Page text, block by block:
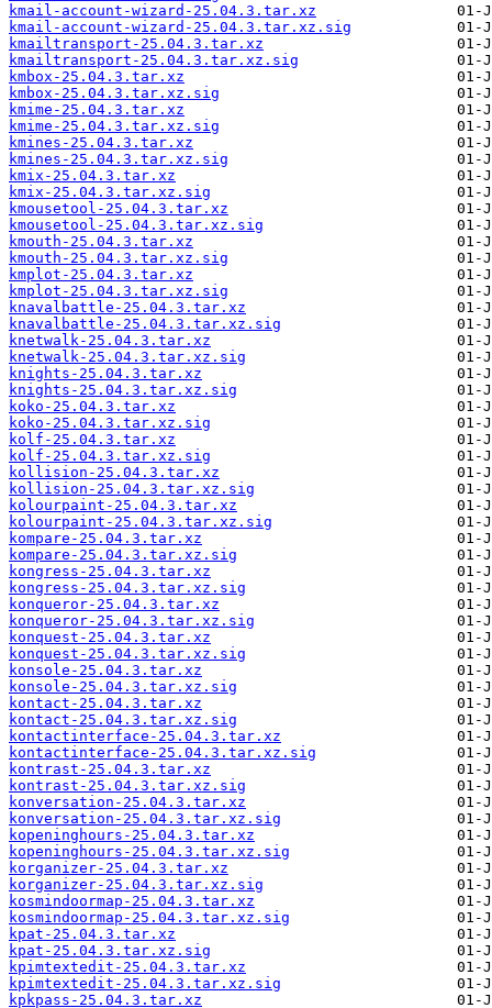
kmail-account-wizard-25.04.3.tar.xz
kmail-account-wizard-25.04.3.tar.xz.sig
kmailtransport-25.04.3.tar.xz
kmailtransport-25.04.3.tar.xz.sig
kmbox-25.04.3.tar.xz
kmbox-25.04.3.tar.xz.sig
kmime-25.04.3.tar.xz
kmime-25.04.3.tar.xz.sig
kmines-25.04.3.tar.xz
kmines-25.04.3.tar.xz.sig
kmix-25.04.3.tar.xz
kmix-25.04.3.tar.xz.sig
kmousetool-25.04.3.tar.xz
kmousetool-25.04.3.tar.xz.sig
kmouth-25.04.3.tar.xz
kmouth-25.04.3.tar.xz.sig
kmplot-25.04.3.tar.xz
kmplot-25.04.3.tar.xz.sig
knavalbattle-25.04.3.tar.xz
knavalbattle-25.04.3.tar.xz.sig
knetwalk-25.04.3.tar.xz
knetwalk-25.04.3.tar.xz.sig
knights-25.04.3.tar.xz
knights-25.04.3.tar.xz.sig
koko-25.04.3.tar.xz
koko-25.04.3.tar.xz.sig
kolf-25.04.3.tar.xz
kolf-25.04.3.tar.xz.sig
kollision-25.04.3.tar.xz
kollision-25.04.3.tar.xz.sig
kolourpaint-25.04.3.tar.xz
kolourpaint-25.04.3.tar.xz.sig
kompare-25.04.3.tar.xz
kompare-25.04.3.tar.xz.sig
kongress-25.04.3.tar.xz
kongress-25.04.3.tar.xz.sig
konqueror-25.04.3.tar.xz
konqueror-25.04.3.tar.xz.sig
konquest-25.04.3.tar.xz
konquest-25.04.3.tar.xz.sig
konsole-25.04.3.tar.xz
konsole-25.04.3.tar.xz.sig
kontact-25.04.3.tar.xz
kontact-25.04.3.tar.xz.sig
kontactinterface-25.04.3.tar.xz
kontactinterface-25.04.3.tar.xz.sig
kontrast-25.04.3.tar.xz
kontrast-25.04.3.tar.xz.sig
konversation-25.04.3.tar.xz
konversation-25.04.3.tar.xz.sig
kopeninghours-25.04.3.tar.xz
kopeninghours-25.04.3.tar.xz.sig
korganizer-25.04.3.tar.xz
korganizer-25.04.3.tar.xz.sig
kosmindoormap-25.04.3.tar.xz
kosmindoormap-25.04.3.tar.xz.sig
kpat-25.04.3.tar.xz
kpat-25.04.3.tar.xz.sig
kpimtextedit-25.04.3.tar.xz
kpimtextedit-25.04.3.tar.xz.sig
kpkpass-25.04.3.tar.xz